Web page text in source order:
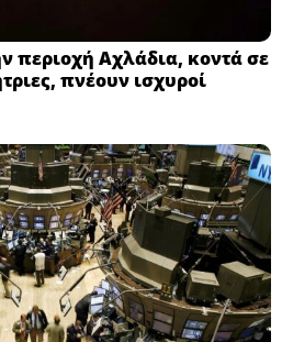
περιοχή Αχλάδια, κοντά σε
πνέουν ισχυροί